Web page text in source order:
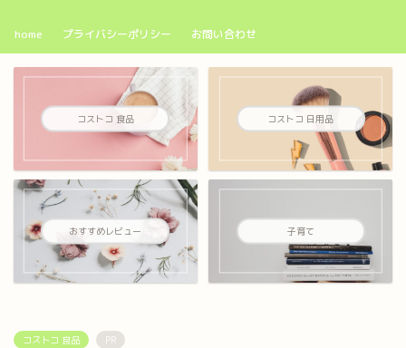
home プライバシーポリシー お問い合わせ
コストコ 食品 コストコ 日用品
おすすめレビュー 子育て
コストコ 食品 PR